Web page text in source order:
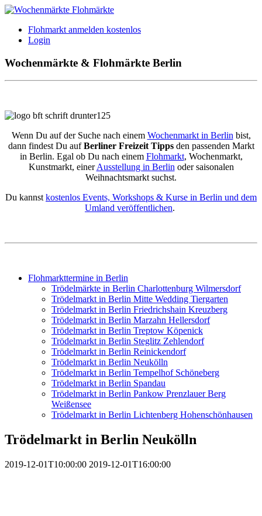
Flohmarkt anmelden kostenlos
Login
Wochenmärkte & Flohmärkte Berlin
Wenn Du auf der Suche nach einem Wochenmarkt in Berlinbist,
dann findest Du aufBerliner Freizeit Tippsden passenden Markt
in Berlin. Egal ob Du nach einem Flohmarkt, Wochenmarkt,
Kunstmarkt, einerAusstellung in Berlinoder saisonalen
Weihnachtsmarkt suchst.
Du kannstkostenlos Events, Workshops & Kurse in Berlin und dem
Umland veröffentlichen.
Flohmarkttermine in Berlin
Trödelmärkte in Berlin Charlottenburg Wilmersdorf
Trödelmarkt in Berlin Mitte Wedding Tiergarten
Trödelmarkt in Berlin Friedrichshain Kreuzberg
Trödelmarkt in Berlin Marzahn Hellersdorf
Trödelmarkt in Berlin Treptow Köpenick
Trödelmarkt in Berlin Steglitz Zehlendorf
Trödelmarkt in Berlin Reinickendorf
Trödelmarkt in Berlin Neukölln
Trödelmarkt in Berlin Tempelhof Schöneberg
Trödelmarkt in Berlin Spandau
Trödelmarkt in Berlin Pankow Prenzlauer Berg
Weißensee
Trödelmarkt in Berlin Lichtenberg Hohenschönhausen
Trödelmarkt in Berlin Neukölln
2019-12-01T10:00:00 2019-12-01T16:00:00